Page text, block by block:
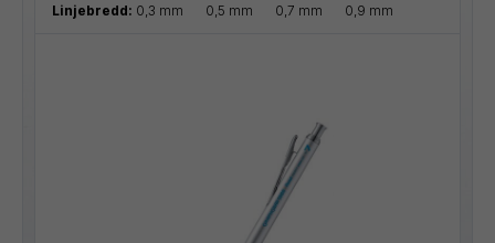
Linjebredd: 0,3 mm 0,5 mm 0,7 mm 0,9 mm